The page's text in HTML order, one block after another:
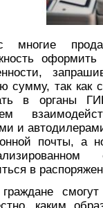
многие
сумму, так как
в органы
и
почты, а
в